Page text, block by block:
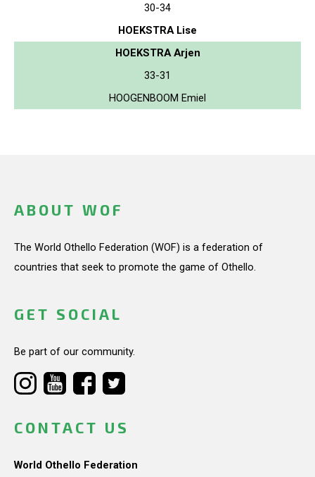
30-34
HOEKSTRA Lise
HOEKSTRA Arjen
33-31
HOOGENBOOM Emiel
ABOUT WOF
The World Othello Federation (WOF) is a federation of
countries that seek to promote the game of Othello.
GET SOCIAL
Be part of our community.
CONTACT US
World Othello Federation